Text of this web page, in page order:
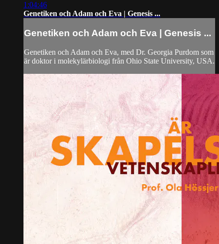
1:04:46
Genetiken och Adam och Eva | Genesis ...
Genetiken och Adam och Eva | Genesis ...
Genetiken och Adam och Eva, med Dr. Georgia Purdom som
är doktor i molekylärbiologi från Ohio State University, USA.